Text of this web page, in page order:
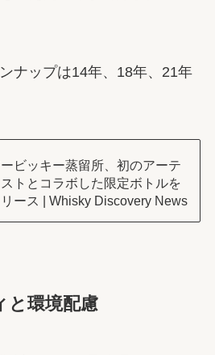
ナップは14年、18年、21年
ビッキー蒸留所、初のアーテ
ストとコラボした限定ボトルを
リース | Whisky Discovery News
と環境配慮